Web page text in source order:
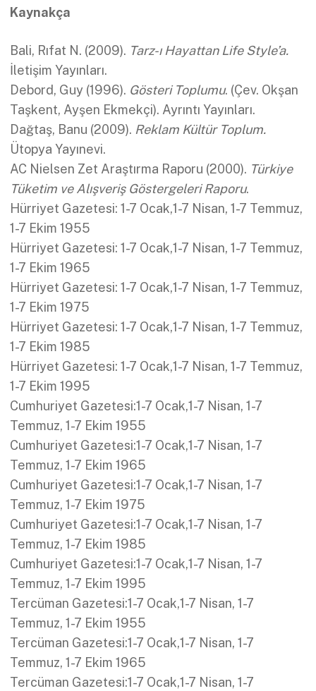
Kaynakça
Bali, Rıfat N. (2009). Tarz-ı Hayattan Life Style’a.
İletişim Yayınları.
Debord, Guy (1996). Gösteri Toplumu. (Çev. Okşan
Taşkent, Ayşen Ekmekçi). Ayrıntı Yayınları.
Dağtaş, Banu (2009). Reklam Kültür Toplum.
Ütopya Yayınevi.
AC Nielsen Zet Araştırma Raporu (2000). Türkiye
Tüketim ve Alışveriş Göstergeleri Raporu.
Hürriyet Gazetesi: 1-7 Ocak,1-7 Nisan, 1-7 Temmuz,
1-7 Ekim 1955
Hürriyet Gazetesi: 1-7 Ocak,1-7 Nisan, 1-7 Temmuz,
1-7 Ekim 1965
Hürriyet Gazetesi: 1-7 Ocak,1-7 Nisan, 1-7 Temmuz,
1-7 Ekim 1975
Hürriyet Gazetesi: 1-7 Ocak,1-7 Nisan, 1-7 Temmuz,
1-7 Ekim 1985
Hürriyet Gazetesi: 1-7 Ocak,1-7 Nisan, 1-7 Temmuz,
1-7 Ekim 1995
Cumhuriyet Gazetesi:1-7 Ocak,1-7 Nisan, 1-7
Temmuz, 1-7 Ekim 1955
Cumhuriyet Gazetesi:1-7 Ocak,1-7 Nisan, 1-7
Temmuz, 1-7 Ekim 1965
Cumhuriyet Gazetesi:1-7 Ocak,1-7 Nisan, 1-7
Temmuz, 1-7 Ekim 1975
Cumhuriyet Gazetesi:1-7 Ocak,1-7 Nisan, 1-7
Temmuz, 1-7 Ekim 1985
Cumhuriyet Gazetesi:1-7 Ocak,1-7 Nisan, 1-7
Temmuz, 1-7 Ekim 1995
Tercüman Gazetesi:1-7 Ocak,1-7 Nisan, 1-7
Temmuz, 1-7 Ekim 1955
Tercüman Gazetesi:1-7 Ocak,1-7 Nisan, 1-7
Temmuz, 1-7 Ekim 1965
Tercüman Gazetesi:1-7 Ocak,1-7 Nisan, 1-7